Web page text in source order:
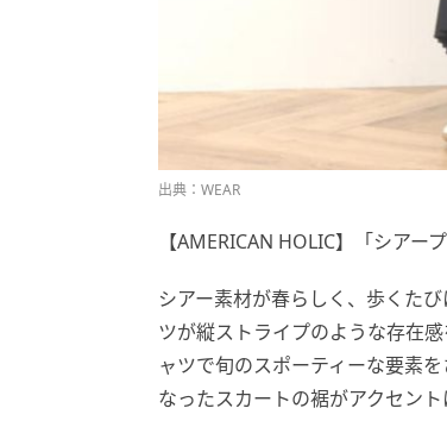
出典：WEAR
【AMERICAN HOLIC】「シアー
シアー素材が春らしく、歩くた
ツが縦ストライプのような存在
ャツで旬のスポーティーな要素
なったスカートの裾がアクセン